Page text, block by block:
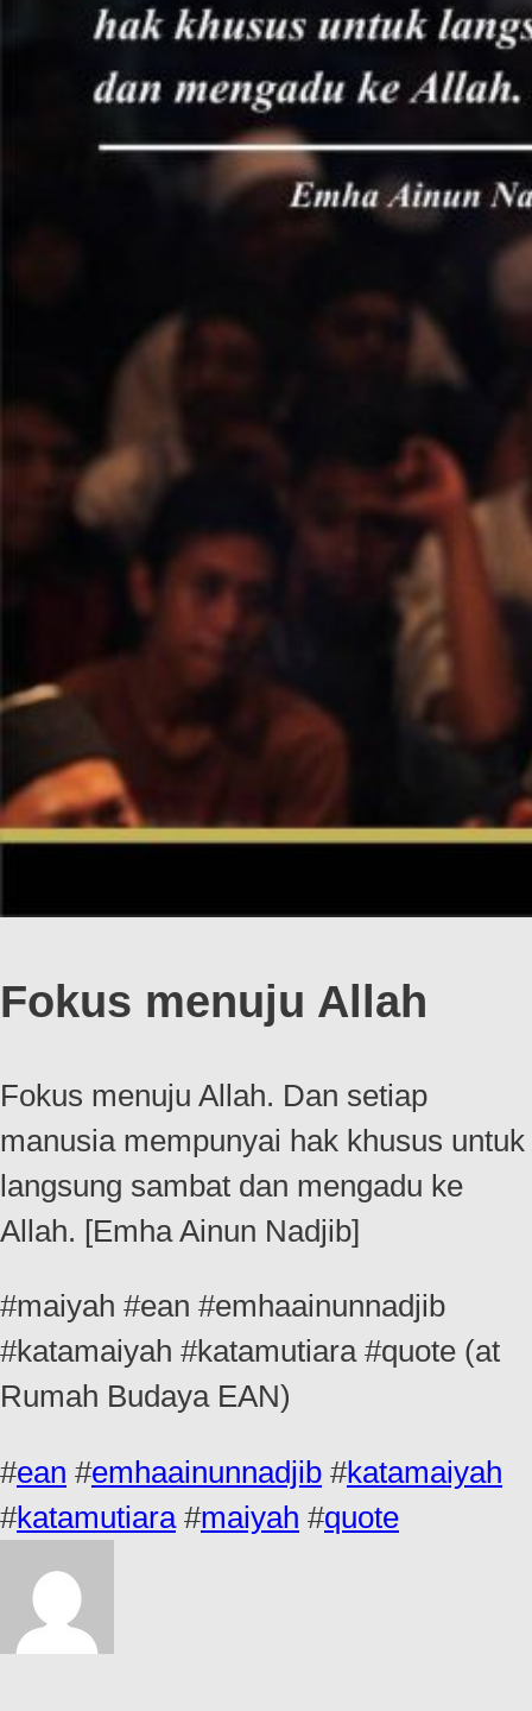
Fokus menuju Allah
Fokus menuju Allah. Dan setiap
manusia mempunyai hak khusus untuk
langsung sambat dan mengadu ke
Allah. [Emha Ainun Nadjib]
#maiyah #ean #emhaainunnadjib
#katamaiyah #katamutiara #quote (at
Rumah Budaya EAN)
#ean #emhaainunnadjib #katamaiyah
#katamutiara#maiyah #quote